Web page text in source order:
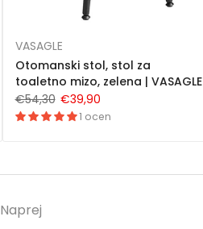
VASAGLE
Otomanski stol, stol za
toaletno mizo, zelena | VASAGLE
€54,30 €39,90
1 ocen
Naprej